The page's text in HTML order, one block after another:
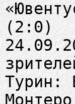
(2:0)
Турин: